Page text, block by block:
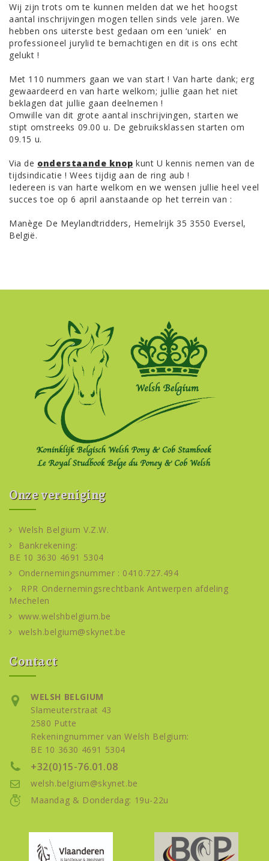
Wij zijn trots om te kunnen melden dat we het hoogst
aantal inschrijvingen mogen tellen sinds vele jaren. We
hebben ons uiterste best gedaan om een ‘uniek’ en
professioneel jurylid te bemachtigen en dit is ons echt
gelukt !
Met 110 nummers gaan we van start ! Van harte dank; erg
gewaardeerd en van harte welkom; jullie gaan het niet
beklagen dat jullie gaan deelnemen !
Omwille van dit grote aantal inschrijvingen, starten we
stipt omstreeks 09.00 u. De gebruiksklassen starten om
09.15 u.
Via de onderstaande knop kunt U kennis nemen van de
tijdsindicatie ! Wees tijdig aan de ring aub !
Iedereen is van harte welkom en we wensen jullie heel veel
succes toe op 6 april aanstaande op het terrein van :
Manège De Meylandtridders, Hemelrijk 35 3550 Eversel,
België.
Onze vereniging
Welsh Belgium V.Z.W.
Bankrekening:
BE 10 3630 4691 5304
Ondernemingsnummer : 0410.727.494
RPR Ondernemingsrechtbank Antwerpen afdeling
Mechelen
www.welshbelgium.be
welsh.belgium@skynet.be
Contact
WELSH BELGIUM
Slameuterstraat 43
2580 Putte
Rekeningnummer van Welsh Belgium:
BE 10 3630 4691 5304
+32(0)15-76.01.08
welsh.belgium@skynet.be
Maandag & Donderdag: 19u-22u